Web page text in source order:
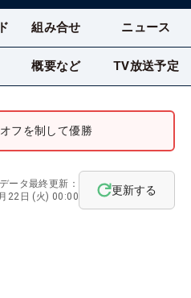
組み合せ ニュース
概要など TV放送予定
フを制して優勝
データ最終更新：
22日 (火) 00:00
更新する